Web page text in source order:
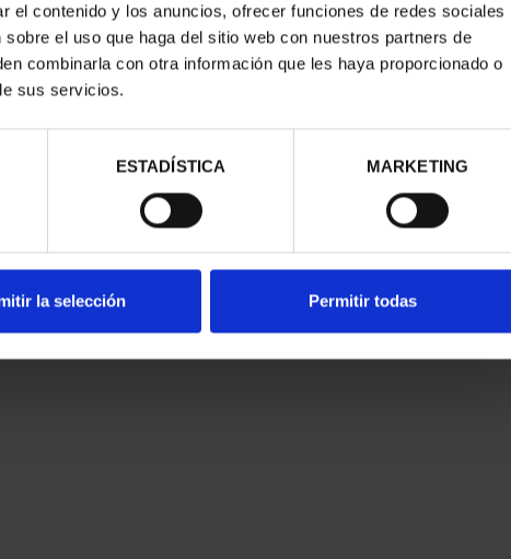
el contenido y los anuncios, ofrecer funciones de redes sociales
el uso que haga del sitio web con nuestros partners de
combinarla con otra información que les haya proporcionado o
sus servicios.
ESTADÍSTICA MARKETING
la selección Permitir todas
OLYMPIC TEAM
2026 SILVER COIN
€140.00
MARIA MOLINER (2025)
SILVER COIN
€140.00